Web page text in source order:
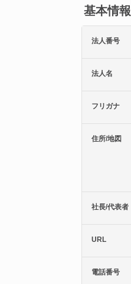
基本情報
法人番号
法人名
フリガナ
住所/地図
社長/代表者
URL
電話番号